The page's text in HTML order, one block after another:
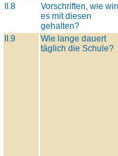
II.8
Vorschriften, wie
es mit diesen
gehalten?
II.9
Wie lange dauert
täglich die Schule?